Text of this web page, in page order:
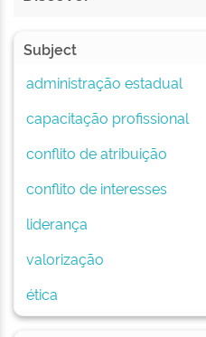
Subject
administração estadual
capacitação profissional
conflito de atribuição
conflito de interesses
liderança
valorização
ética